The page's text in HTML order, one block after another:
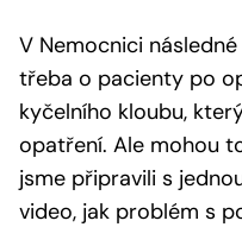
V Nemocnici
třeba o pacienty po
kyčelního kloubu,
opatření. Ale mohou
jsme připravili s
video, jak problém s